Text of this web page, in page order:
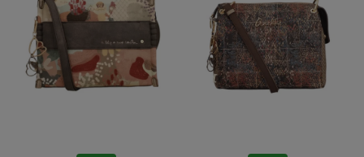
Tytuł:Torebki listonoszki
Tagi: torebki listonoszki